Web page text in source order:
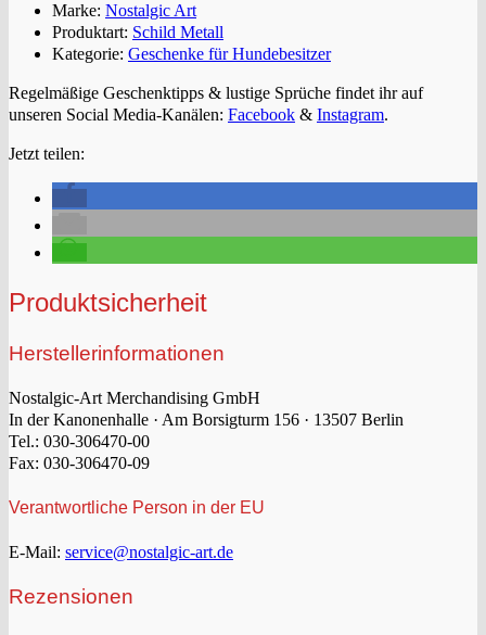
Marke: Nostalgic Art
Produktart: Schild Metall
Kategorie: Geschenke für Hundebesitzer
Regelmäßige Geschenktipps & lustige Sprüche findet ihr auf
unseren Social Media-Kanälen: Facebook & Instagram.
Jetzt teilen:
Produktsicherheit
Herstellerinformationen
Nostalgic-Art Merchandising GmbH
In der Kanonenhalle · Am Borsigturm 156 · 13507 Berlin
Tel.: 030-306470-00
Fax: 030-306470-09
Verantwortliche Person in der EU
E-Mail: service@nostalgic-art.de
Rezensionen